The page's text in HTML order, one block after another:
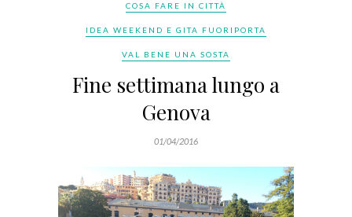
COSA FARE IN CITTÀ
IDEA WEEKEND E GITA FUORIPORTA
VAL BENE UNA SOSTA
Fine settimana lungo a
Genova
01/04/2016